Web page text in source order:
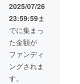
クラッ
た本人
にサー
キット
修理費
をお支
払いい
ただき
て、修
理費実
費/100
万円の
どちら
か安い
方をお
支払い
いただ
ガソリ
ン代を
含みま
す ※明
らかに
運転操
作が原
因(オー
バーレ
ススー
パー耐
久 or 間
瀬耐久)
と日を
第三希
望まで
ご記入
くださ
直接お
越しく
ださ
い。 ・
必要な
装備(ヘ
ルメッ
ト、グ
ローブ
場合が
ござい
ます) ・
走行時
間：60
min ・
車両：
デミオ
(画像の
2025/07/26
23:59:59ま
でに集まっ
た金額が
ファンディ
ングされま
す。